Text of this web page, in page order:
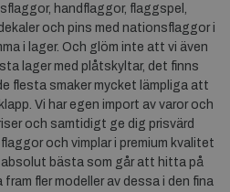
handflaggor, flaggspel,
och pins med nationsflaggor i
i lager. Och glöm inte att vi även
lager med plåtskyltar, det finns
flesta smaker mycket lämpliga att
Vi har egen import av varor och
och samtidigt ge dig prisvärd
och vimplar i premium kvalitet
bästa som går att hitta på
fler modeller av dessa i den fina